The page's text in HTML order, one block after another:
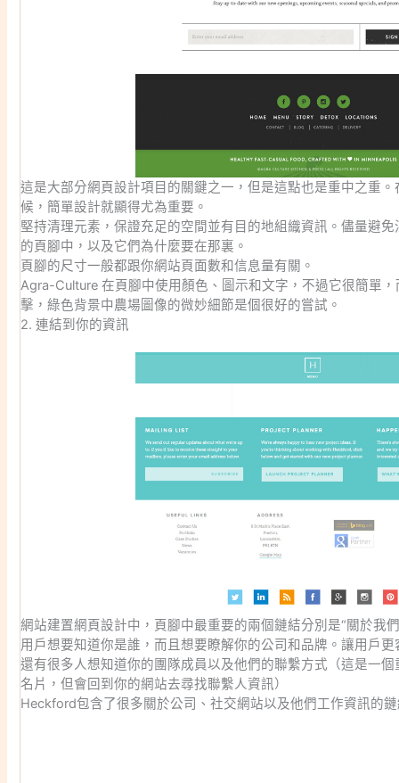
這是大部分網頁設計項目的關鍵之一，但是這點也是重中之重
候，簡單設計就顯得尤為重要。
堅持清理元素，保證充足的空間並有目的地組織資訊。儘量避
的頁腳中，以及它們為什麼要在那裏。
頁腳的尺寸一般都跟你網站頁面數和信息量有關。
Agra-Culture 在頁腳中使用顏色、圖示和文字，不過它很簡單
擊，綠色背景中農場圖像的微妙細節是個很好的嘗試。
2. 連結到你的資訊
網站建置網頁設計中，頁腳中最重要的兩個鏈結分別是“關於我
用戶想要知道你是誰，而且想要瞭解你的公司和品牌。讓用戶
還有很多人想知道你的團隊成員以及他們的聯繫方式（這是一
名片，但會回到你的網站去尋找聯繫人資訊）
Heckford包含了很多關於公司、社交網站以及他們工作資訊的